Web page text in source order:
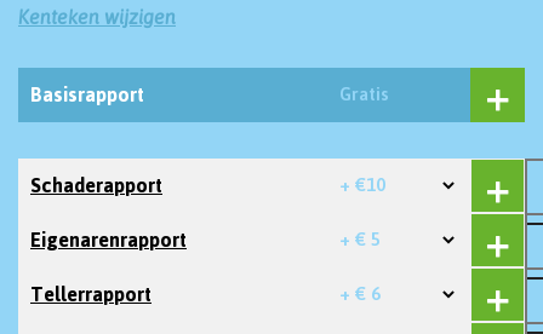
Kenteken wijzigen
Basisrapport Gratis
Schaderapport + €10
Eigenarenrapport + € 5
Tellerrapport + € 6